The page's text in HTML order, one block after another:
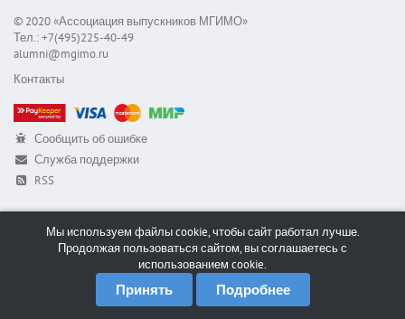
© 2020 «Ассоциация выпускников МГИМО»
Тел.: +7(495)225-40-49
alumni@mgimo.ru
Контакты
Сообщить об ошибке
Служба поддержки
RSS
Мы используем файлы cookie, чтобы сайт работал лучше.
Продолжая пользоваться сайтом, вы соглашаетесь с
использованием cookie.
Принять Подробнее